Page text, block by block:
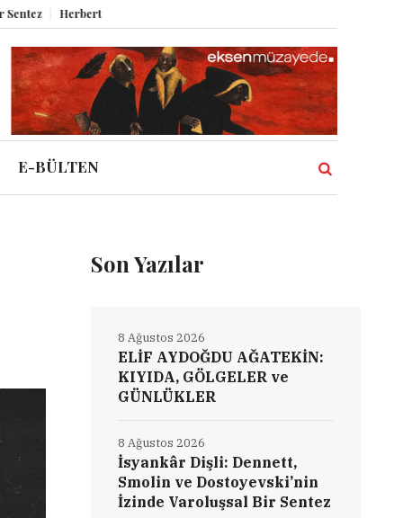
Melzig ve Atatürk
E-BÜLTEN
Son Yazılar
ELİF AYDOĞDU AĞATEKİN:
KIYIDA, GÖLGELER ve
GÜNLÜKLER
8 Ağustos 2026
İsyankâr Dişli: Dennett,
Smolin ve Dostoyevski’nin
İzinde Varoluşsal Bir Sentez
8 Ağustos 2026